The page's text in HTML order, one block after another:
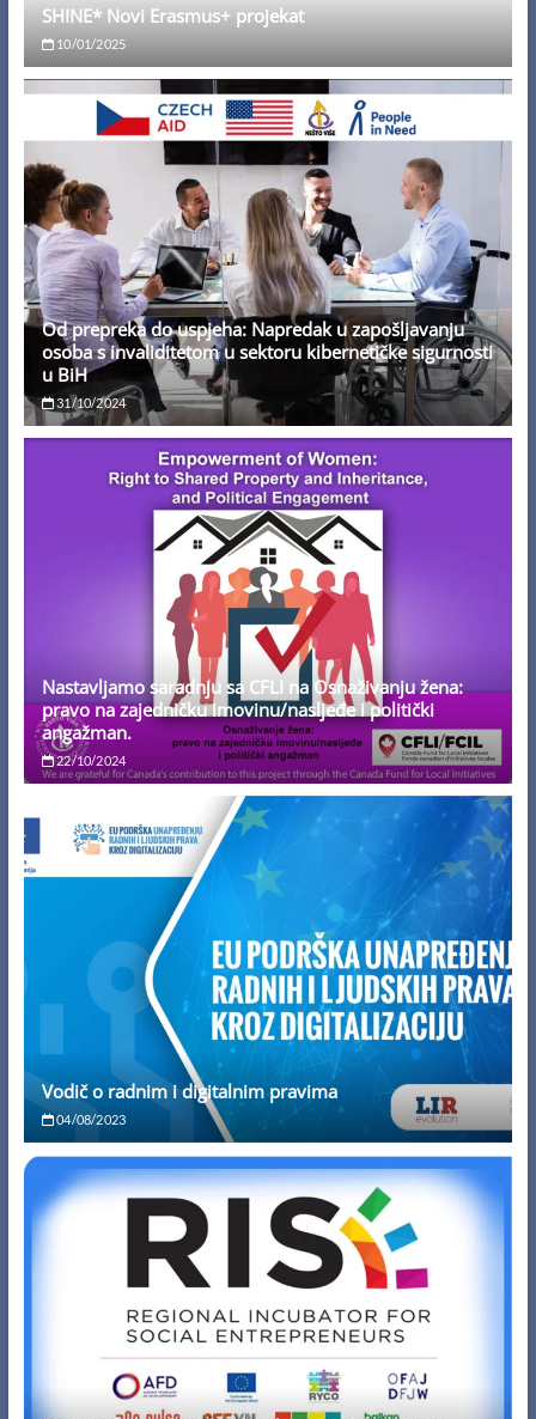
SHINE* Novi Erasmus+ projekat
10/01/2025
Od prepreka do uspjeha: Napredak u zapošljavanju
osoba s invaliditetom u sektoru kibernetičke sigurnosti
u BiH
31/10/2024
Nastavljamo saradnju sa CFLI na Osnaživanju žena:
pravo na zajedničku imovinu/nasljeđe i politički
angažman.
22/10/2024
Vodič o radnim i digitalnim pravima
04/08/2023